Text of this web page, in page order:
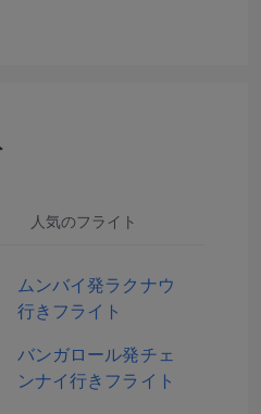
人気のフライト
ムンバイ発ラクナウ
行きフライト
バンガロール発チェ
ンナイ行きフライト